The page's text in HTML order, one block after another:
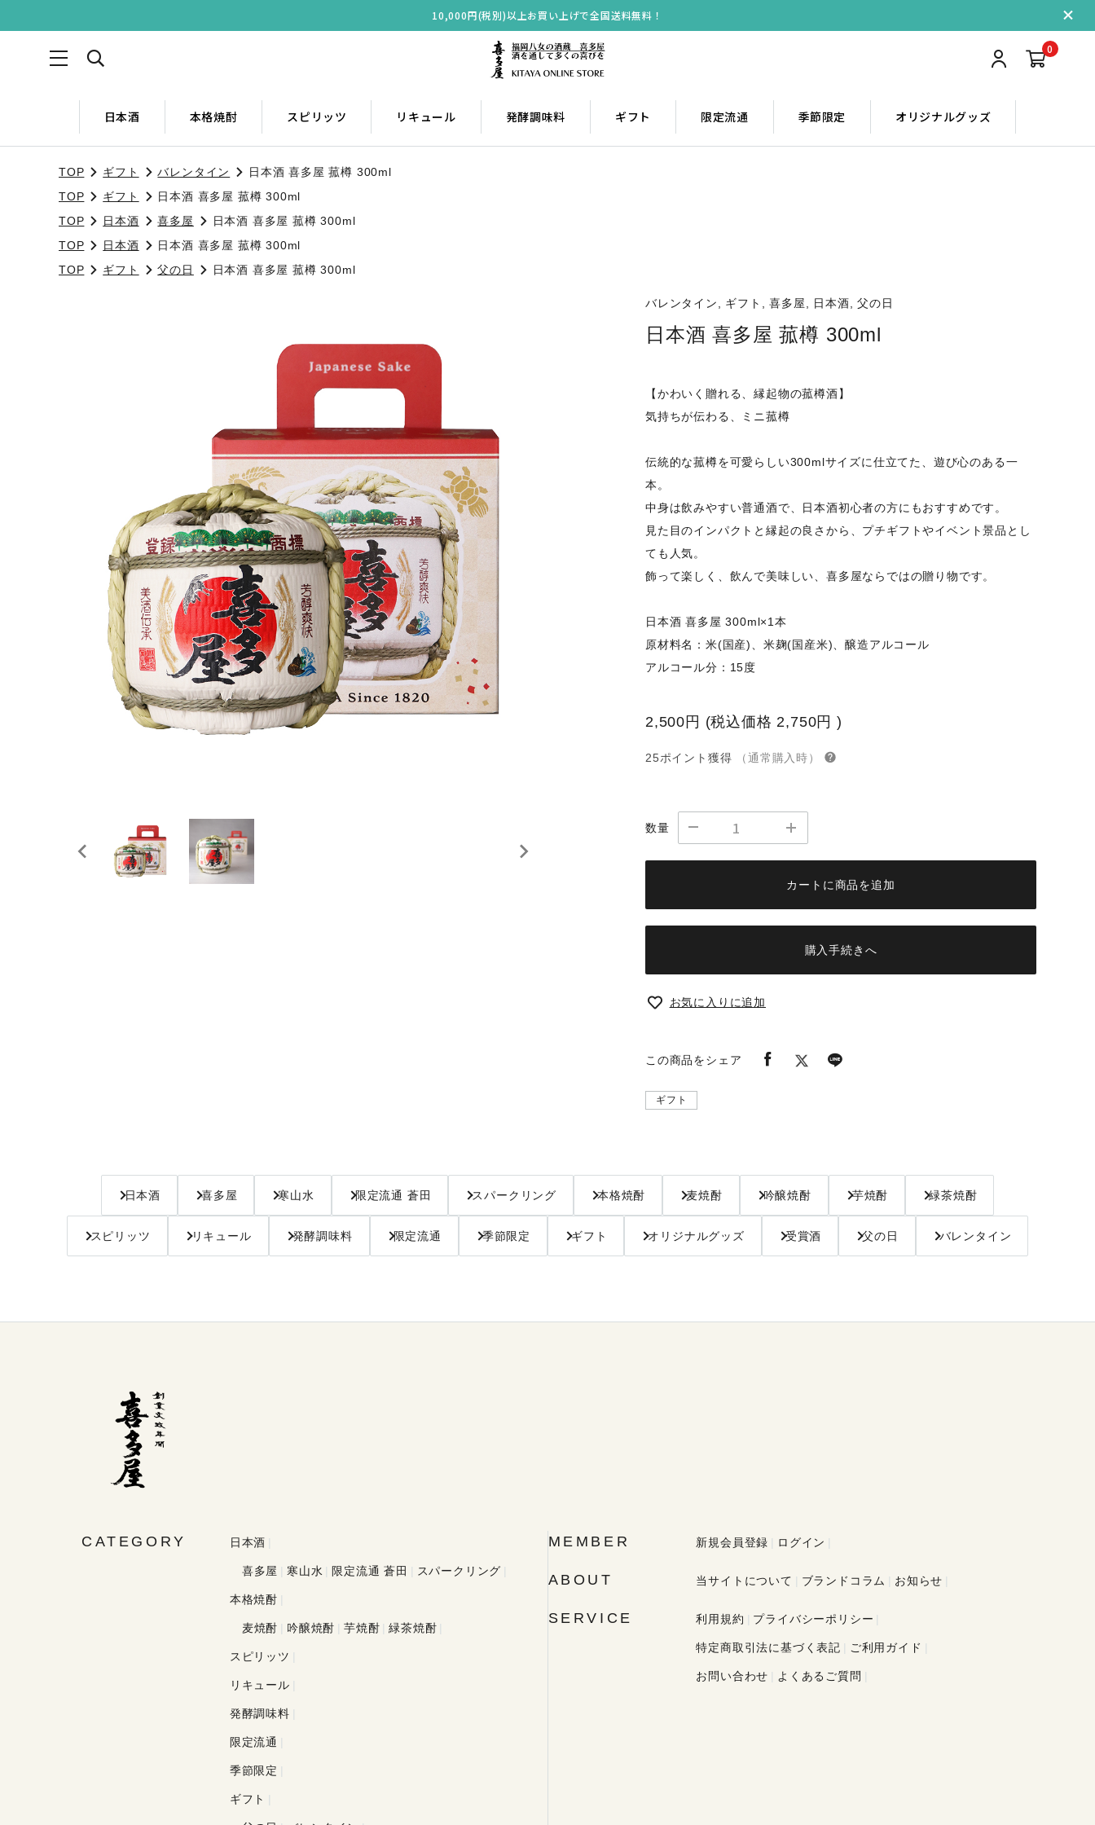
10,000円(税別)以上お買い上げで全国送料無料！
0
日本酒 本格焼酎 スピリッツ リキュール 発酵調味料 ギフト 限定流通 季節限定 オリジナルグッズ
TOP ギフト バレンタイン
日本酒 喜多屋 菰樽 300ml
TOP
ギフト
日本酒 喜多屋 菰樽 300ml
TOP
日本酒 喜多屋
日本酒 喜多屋 菰樽 300ml
TOP
日本酒
日本酒 喜多屋 菰樽 300ml
TOP
ギフト 父の日 日本酒 喜多屋 菰樽 300ml
バレンタイン, ギフト, 喜多屋, 日本酒, 父の日
日本酒 喜多屋 菰樽 300ml
【かわいく贈れる、縁起物の菰樽酒】
気持ちが伝わる、ミニ菰樽
伝統的な菰樽を可愛らしい300mlサイズに仕立てた、遊び心のある一
本。
中身は飲みやすい普通酒で、日本酒初心者の方にもおすすめです。
見た目のインパクトと縁起の良さから、プチギフトやイベント景品とし
ても人気。
飾って楽しく、飲んで美味しい、喜多屋ならではの贈り物です。
日本酒 喜多屋 300ml×1本
原材料名：米(国産)、米麹(国産米)、醸造アルコール
アルコール分：15度
2,500円 (税込価格 2,750円 )
25ポイント獲得 （通常購入時）
数量
カートに商品を追加
購入手続きへ
お気に入りに追加
この商品をシェア
ギフト
日本酒 喜多屋 寒山水 限定流通 蒼田 スパークリング 本格焼酎 麦焼酎 吟醸焼酎 芋焼酎 緑茶焼酎
スピリッツ リキュール 発酵調味料 限定流通 季節限定 ギフト オリジナルグッズ 受賞酒 父の日 バレンタイン
CATEGORY 日本酒
喜多屋 寒山水 限定流通 蒼田 スパークリング
本格焼酎
麦焼酎 吟醸焼酎 芋焼酎 緑茶焼酎
スピリッツ
リキュール
発酵調味料
限定流通
季節限定
ギフト
MEMBER 新規会員登録 ログイン
ABOUT 当サイトについて ブランドコラム お知らせ
SERVICE 利用規約 プライバシーポリシー
特定商取引法に基づく表記 ご利用ガイド
お問い合わせ よくあるご質問